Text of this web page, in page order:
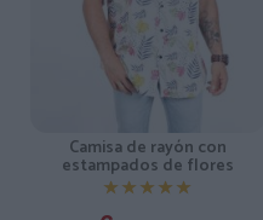
Camisa de rayón con
estampados de flores
★★★★★
★★★★★